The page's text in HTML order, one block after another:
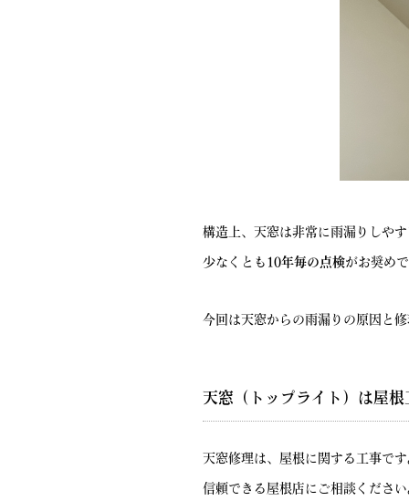
構造上、天窓は非常に雨漏りしや
少なくとも 10年毎の点検がお奨め
今回は天窓からの雨漏りの原因と
天窓（トップライト）は屋根
天窓修理は、屋根に関する工事で
信頼できる屋根店にご相談くださ